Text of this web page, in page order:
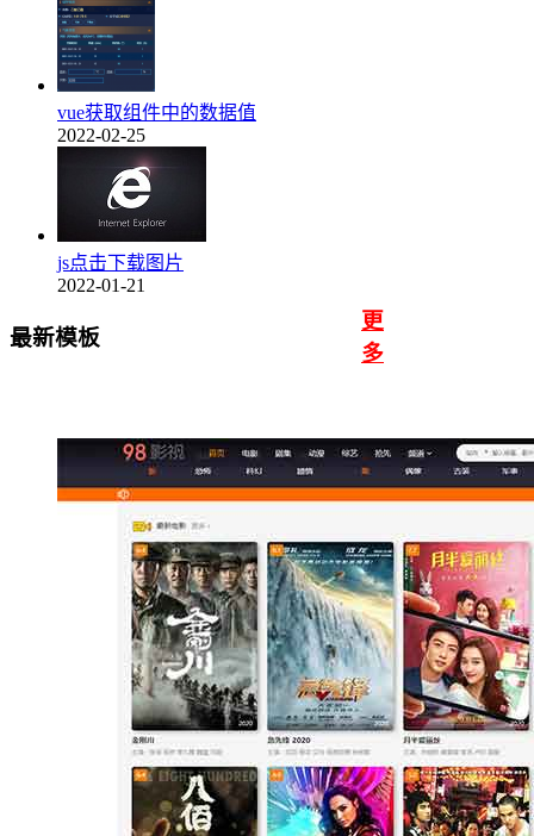
vue获取组件中的数据值
2022-02-25
js点击下载图片
2022-01-21
最新模板
更
多